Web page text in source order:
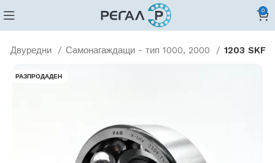
0
Двуредни Самонагаждащи - тип 1000, 2000 1203 SKF
РАЗПРОДАДЕН